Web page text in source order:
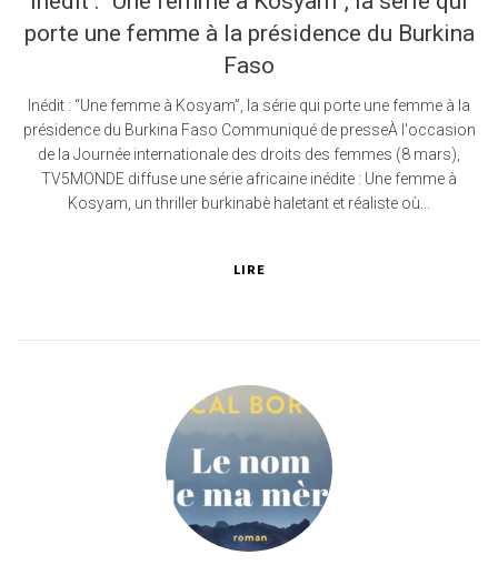
porte une femme à la présidence du Burkina
Faso
Inédit : “Une femme à Kosyam”, la série qui porte une femme à la
présidence du Burkina Faso Communiqué de presseÀ l'occasion
de la Journée internationale des droits des femmes (8 mars),
TV5MONDE diffuse une série africaine inédite : Une femme à
Kosyam, un thriller burkinabè haletant et réaliste où...
LIRE